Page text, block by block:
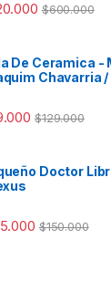
$600.000
De Ceramica -
Chavarria
$129.000
Doctor
$150.000